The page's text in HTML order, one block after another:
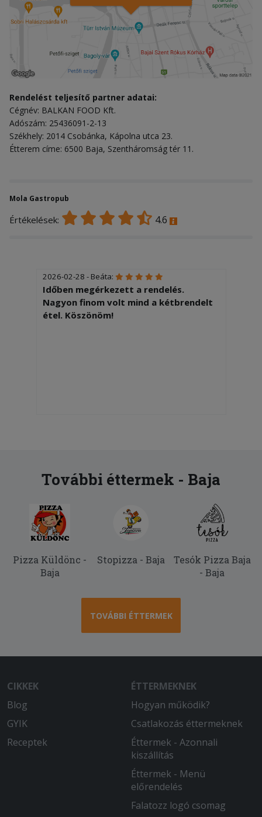
Rendelést teljesítő partner adatai:
Cégnév: BALKAN FOOD Kft.
Adószám: 25436091-2-13
Székhely: 2014 Csobánka, Kápolna utca 23.
Étterem címe: 6500 Baja, Szentháromság tér 11.
Mola Gastropub
Értékelések: 4.6
2026-02-28 - Beáta:
Időben megérkezett a rendelés.
Nagyon finom volt mind a kétbrendelt
étel. Köszönöm!
További éttermek - Baja
Pizza Küldönc -
Baja
Stopizza - Baja
Tesók Pizza Baja
- Baja
TOVÁBBI ÉTTERMEK
CIKKEK
Blog
GYIK
Receptek
ÉTTERMEKNEK
Hogyan működik?
Csatlakozás éttermeknek
Éttermek - Azonnali
kiszállítás
Éttermek - Menü
előrendelés
Falatozz logó csomag